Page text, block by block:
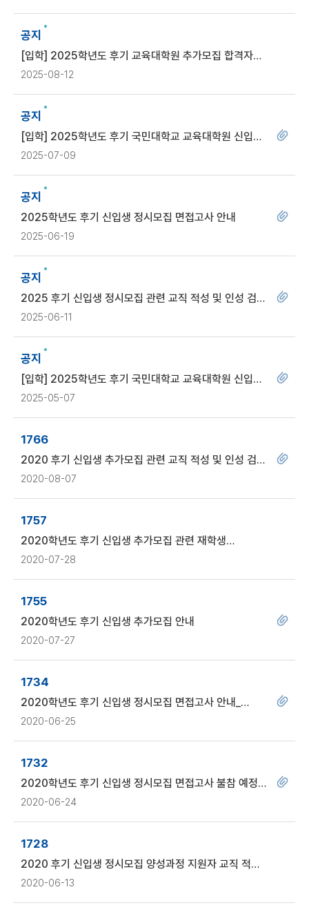
공지
[입학] 2025학년도 후기 교육대학원 추가모집 합격자
발표 및 등록 안내
2025-08-12
공지
[입학] 2025학년도 후기 국민대학교 교육대학원 신입생
추가모집 안내
2025-07-09
공지
2025학년도 후기 신입생 정시모집 면접고사 안내
2025-06-19
공지
2025 후기 신입생 정시모집 관련 교직 적성 및 인성 검사
안내
2025-06-11
공지
[입학] 2025학년도 후기 국민대학교 교육대학원 신입생
정시모집 안내
2025-05-07
1766
2020 후기 신입생 추가모집 관련 교직 적성 및 인성 검사
안내(양성과정에 한함)
2020-08-07
1757
2020학년도 후기 신입생 추가모집 관련 재학생
홍보이벤트 안내
2020-07-28
1755
2020학년도 후기 신입생 추가모집 안내
2020-07-27
1734
2020학년도 후기 신입생 정시모집 면접고사 안내_
국민대 교육대학원
2020-06-25
1732
2020학년도 후기 신입생 정시모집 면접고사 불참 예정자
사유서 제출 안내
2020-06-24
1728
2020 후기 신입생 정시모집 양성과정 지원자 교직 적성
및 인성 검사 결과 안내
2020-06-13